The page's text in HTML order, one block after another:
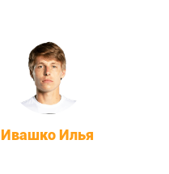
Ивашко Илья